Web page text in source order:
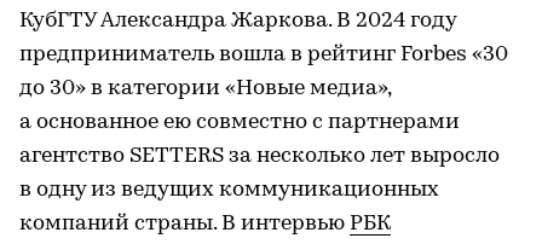
КубГТУ Александра Жаркова. В 2024 году
предприниматель вошла в рейтинг Forbes «30
до 30» в категории «Новые медиа»,
а основанное ею совместно с партнерами
агентство SETTERS за несколько лет выросло
в одну из ведущих коммуникационных
компаний страны. В интервью РБК